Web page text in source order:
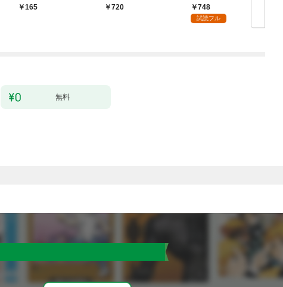
ク） １話【フルカラ
165
無双 ～買ったモノを
720
748
試読フル
無料